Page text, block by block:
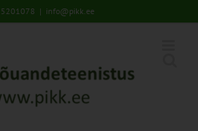
5201078 | info@pikk.ee